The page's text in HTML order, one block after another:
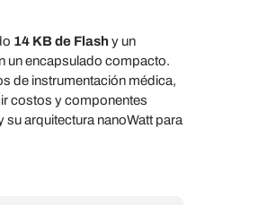
14 KB de Flashy un
un encapsulado compacto.
de instrumentación médica,
costos y componentes
arquitectura nanoWatt para